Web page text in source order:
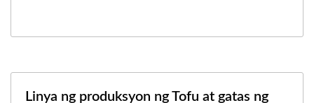
Linya ng produksyon ng Tofu at gatas ng